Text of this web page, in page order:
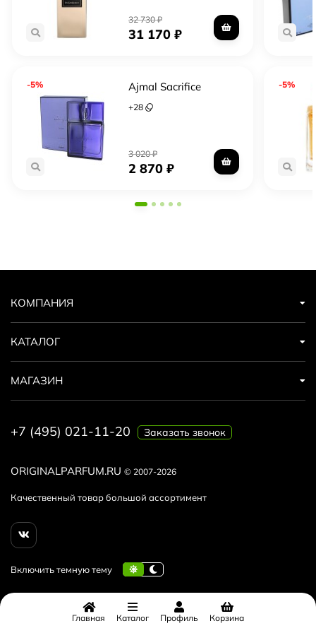
32 730₽
31 170₽
-5% Ajmal Sacrifice
+28
3 020₽
2 870₽
-5%
ORIGINALPARFUM.RU © 2007-2026
Качественный товар большой ассортимент
КОМПАНИЯ
КАТАЛОГ
МАГАЗИН
+7 (495) 021-11-20 Заказать звонок
Главная Каталог Профиль Корзина